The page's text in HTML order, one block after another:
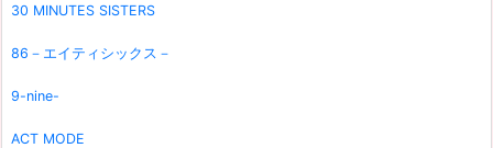
30 MINUTES SISTERS
86－エイティシックス－
9-nine-
ACT MODE